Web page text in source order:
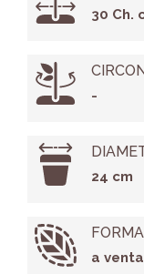
30 Ch.
-
24 cm
a